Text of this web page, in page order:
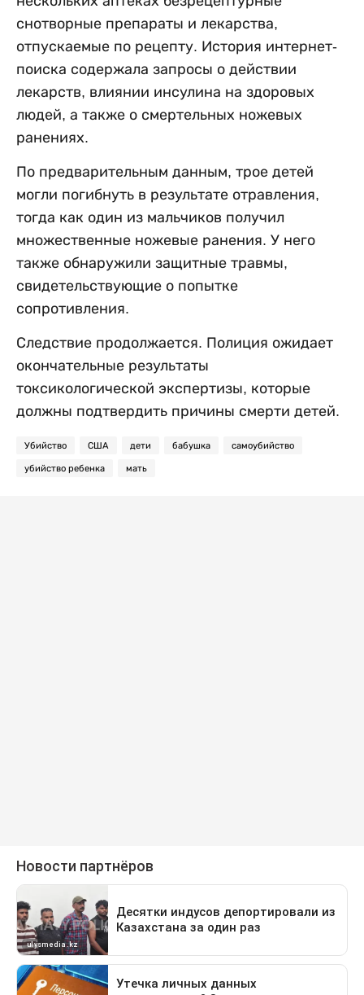
снотворные препараты и лекарства,
отпускаемые по рецепту. История интернет-
поиска содержала запросы о действии
лекарств, влиянии инсулина на здоровых
людей, а также о смертельных ножевых
ранениях.
По предварительным данным, трое детей
могли погибнуть в результате отравления,
тогда как один из мальчиков получил
множественные ножевые ранения. У него
также обнаружили защитные травмы,
свидетельствующие о попытке
сопротивления.
Следствие продолжается. Полиция ожидает
окончательные результаты
токсикологической экспертизы, которые
должны подтвердить причины смерти детей.
Убийство США дети бабушка самоубийство
убийство ребенка мать